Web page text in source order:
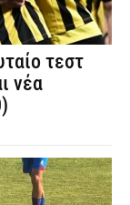
τεστ
νέα